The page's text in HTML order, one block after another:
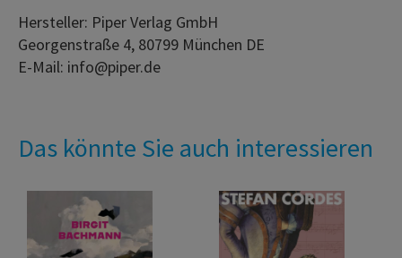
Hersteller: Piper Verlag GmbH
Georgenstraße 4, 80799 München DE
E-Mail: info@piper.de
Das könnte Sie auch interessieren